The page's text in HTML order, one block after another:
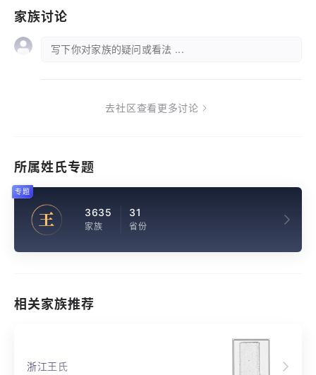
家族讨论
写下你对家族的疑问或看法 ...
去社区查看更多讨论
所属姓氏专题
王 3635
家族
31
省份
专题
相关家族推荐
浙江王氏